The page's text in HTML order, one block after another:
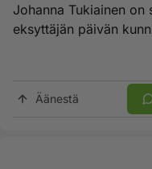
Johanna Tukiainen on
eksyttäjän päivän
Äänestä